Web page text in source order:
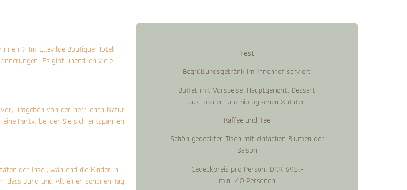
Im Ellevilde Boutique Hotel
Es gibt unendlich viele
umgeben von der herrlichen Natur
Party, bei der Sie sich entspannen
der Insel, während die Kinder in
dass Jung und Alt einen schönen Tag
Fest
Begrüßungsgetränk im Innenhof serviert
Buffet mit Vorspeise, Hauptgericht, Dessert
aus lokalen und biologischen Zutaten
Kaffee und Tee
Schön gedeckter Tisch mit einfachen Blumen der
Saison
Gedeckpreis pro Person. DKK 695,-
min. 40 Personen